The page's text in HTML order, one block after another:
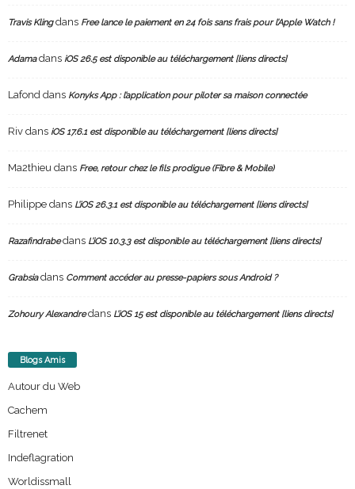
Travis Klingdans Free lance le paiement en 24 fois sans frais pour l’Apple Watch !
Adamadans iOS 26.5 est disponible au téléchargement [liens directs]
Lafond dans Konyks App : l’application pour piloter sa maison connectée
Riv dans iOS 17.6.1 est disponible au téléchargement [liens directs]
Ma2thieu dans Free, retour chez le fils prodigue (Fibre & Mobile)
Philippe dans L’iOS 26.3.1 est disponible au téléchargement [liens directs]
Razafindrabedans L’iOS 10.3.3 est disponible au téléchargement [liens directs]
Grabsiadans Comment accéder au presse-papiers sous Android ?
Zohoury Alexandredans L’iOS 15 est disponible au téléchargement [liens directs]
Blogs Amis
Autour du Web
Cachem
Filtrenet
Indeflagration
Worldissmall